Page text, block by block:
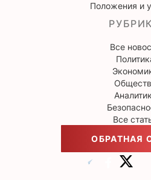
Положения и
Все
Все
ОБРАТНАЯ